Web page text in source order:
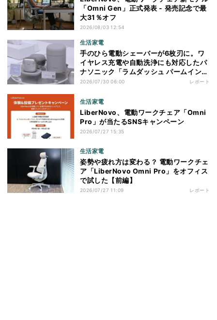
「Omni Gen」正式発表 - 発売記念で最
大31％オフ
2026/08/03 12:54
生活家電
手のひら電動シェーバーが6枚刃に。ワ
イヤレス充電や自動洗浄にも対応したパ
ナソニック「ラムダッシュ パームイン
プロ」を体験
2026/07/30 06:00 レポート
生活家電
LiberNovo、電動ワークチェア「Omni
Pro」が当たるSNSキャンペーン
2026/07/27 15:35
生活家電
姿勢や疲れ方は変わる？ 電動ワークチェ
ア「LiberNovo Omni Pro」をオフィス
で試した【前編】
2026/07/27 11:09 レポート